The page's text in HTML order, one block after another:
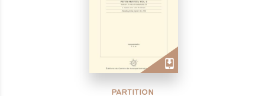
PARTITION